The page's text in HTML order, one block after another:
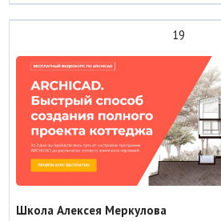
19
Школа Алексея Меркулова